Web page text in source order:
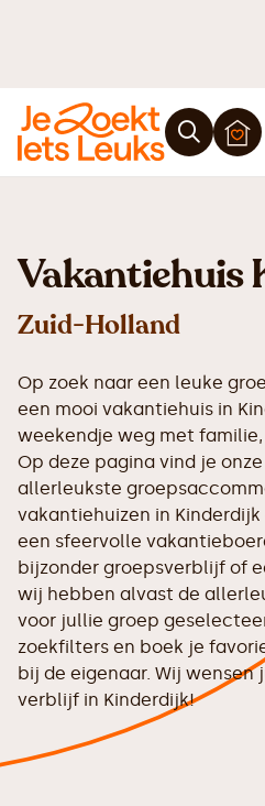
Vakantiehuis
Zuid-Holland
Op zoek naar een leuke
een mooi vakantiehuis in
weekendje weg met
Op deze pagina vind je
allerleukste
vakantiehuizen in
een sfeervolle
bijzonder groepsverblijf of
wij hebben alvast de
voor jullie groep
zoekfilters en boek je
bij de eigenaar. Wij
verblijf in Kinderdijk!